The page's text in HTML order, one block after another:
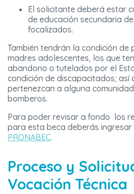
El solicitante deberá estar
de educación secundaria
focalizados.
También tendrán la condición
madres adolescentes, los que
abandono o tutelados por el
condición de discapacitados; así
pertenezcan a alguna
bomberos.
Para poder revisar a fondo los
para esta beca deberás ingresar
PRONABEC.
Proceso y
Vocación Técnica